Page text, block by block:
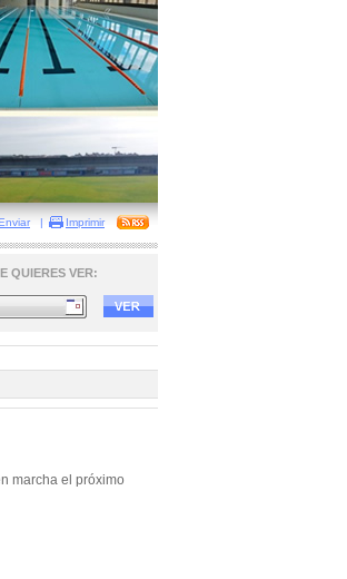
| Imprimir
QUIERES VER:
marcha el próximo